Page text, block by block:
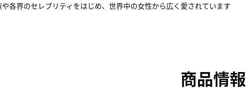
各界のセレブリティをはじめ、世界中の女性から広く愛されています
商品情報